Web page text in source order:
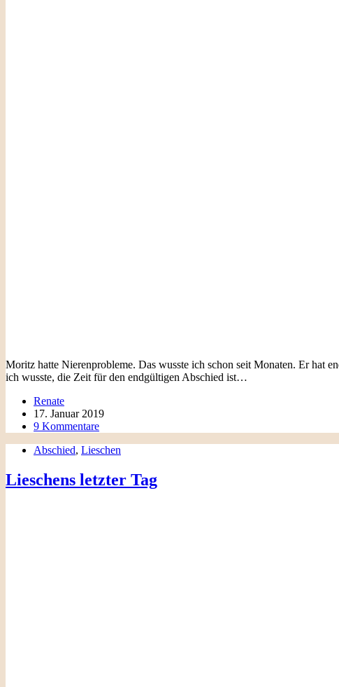
Moritz hatte Nierenprobleme. Das wusste ich schon seit Monaten. Er hat
ich wusste, die Zeit für den endgültigen Abschied ist…
Renate
17. Januar 2019
9 Kommentare
Abschied, Lieschen
Lieschens letzter Tag